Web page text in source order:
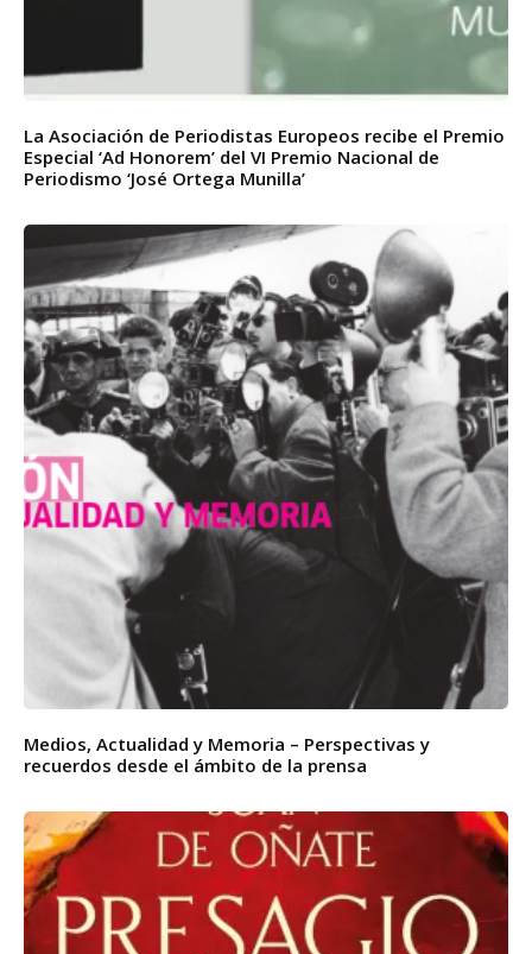
La Asociación de Periodistas Europeos recibe el Premio
Especial ‘Ad Honorem’ del VI Premio Nacional de
Periodismo ‘José Ortega Munilla’
Medios, Actualidad y Memoria – Perspectivas y
recuerdos desde el ámbito de la prensa